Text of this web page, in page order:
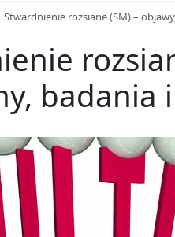
Stwardnienie rozsiane (SM) –
badania